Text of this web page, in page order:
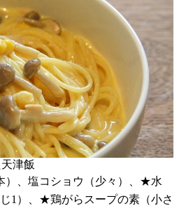
津飯
）、塩コショウ（少々）、★水
1）、★鶏がらスープの素（小さ